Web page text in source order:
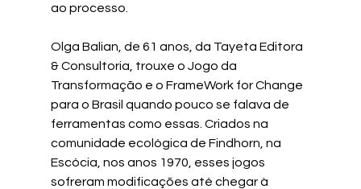
ao processo.
Olga Balian, de 61 anos, da Tayeta Editora
& Consultoria, trouxe o Jogo da
Transformação e o FrameWork for Change
para o Brasil quando pouco se falava de
ferramentas como essas. Criados na
comunidade ecológica de Findhorn, na
Escócia, nos anos 1970, esses jogos
sofreram modificações até chegar à